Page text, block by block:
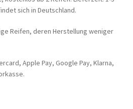
sich in Deutschland.
Reifen, deren Herstellung weniger
Apple Pay, Google Pay, Klarna,